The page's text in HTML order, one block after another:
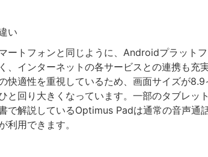
い
ートフォンと同じように、Androidプラット
、インターネットの各サービスとの連携も充
快適性を重視しているため、画面サイズが8.9
と回り大きくなっています。一部のタブレッ
で解説しているOptimus Padは通常の音声通
利用できます。